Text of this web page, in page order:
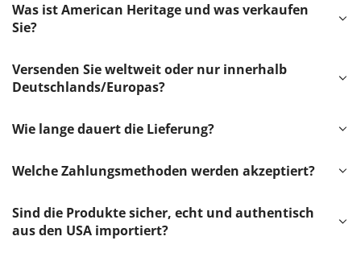
Was ist American Heritage und was verkaufen
Sie?
Versenden Sie weltweit oder nur innerhalb
Deutschlands/Europas?
Wie lange dauert die Lieferung?
Welche Zahlungsmethoden werden akzeptiert?
Sind die Produkte sicher, echt und authentisch
aus den USA importiert?